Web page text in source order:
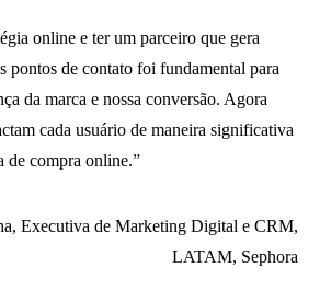
online e ter um parceiro que gera
pontos de contato foi fundamental para
da marca e nossa conversão. Agora
cada usuário de maneira significativa
de compra online.”
Executiva de Marketing Digital e CRM,
LATAM, Sephora